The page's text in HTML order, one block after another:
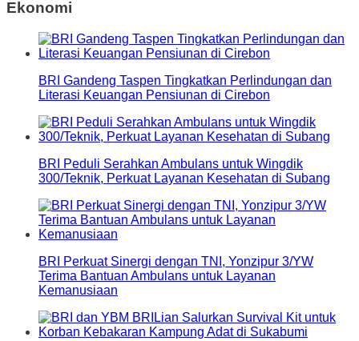
Ekonomi
BRI Gandeng Taspen Tingkatkan Perlindungan dan
Literasi Keuangan Pensiunan di Cirebon
BRI Peduli Serahkan Ambulans untuk Wingdik
300/Teknik, Perkuat Layanan Kesehatan di Subang
BRI Perkuat Sinergi dengan TNI, Yonzipur 3/YW
Terima Bantuan Ambulans untuk Layanan
Kemanusiaan